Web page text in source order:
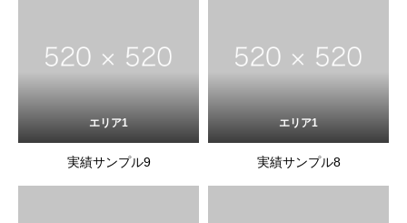
エリア1
実績サンプル9
エリア1
実績サンプル8